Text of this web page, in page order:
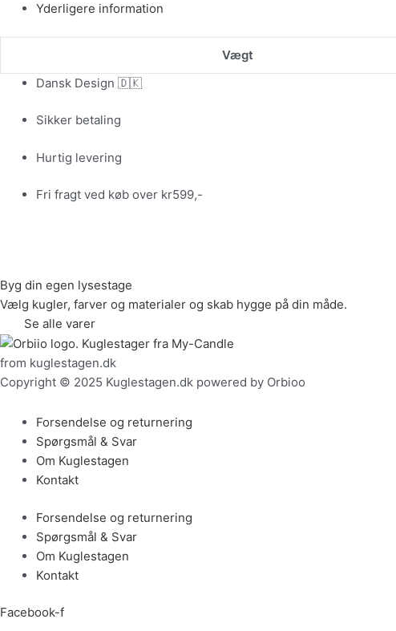
Yderligere information
Vægt
Dansk Design 🇩🇰
Sikker betaling
Hurtig levering
Fri fragt ved køb over kr599,-
Byg din egen lysestage
Vælg kugler, farver og materialer og skab hygge på din måde.
Se alle varer
from kuglestagen.dk
Copyright © 2025 Kuglestagen.dk powered by Orbioo
Forsendelse og returnering
Spørgsmål & Svar
Om Kuglestagen
Kontakt
Forsendelse og returnering
Spørgsmål & Svar
Om Kuglestagen
Kontakt
Facebook-f